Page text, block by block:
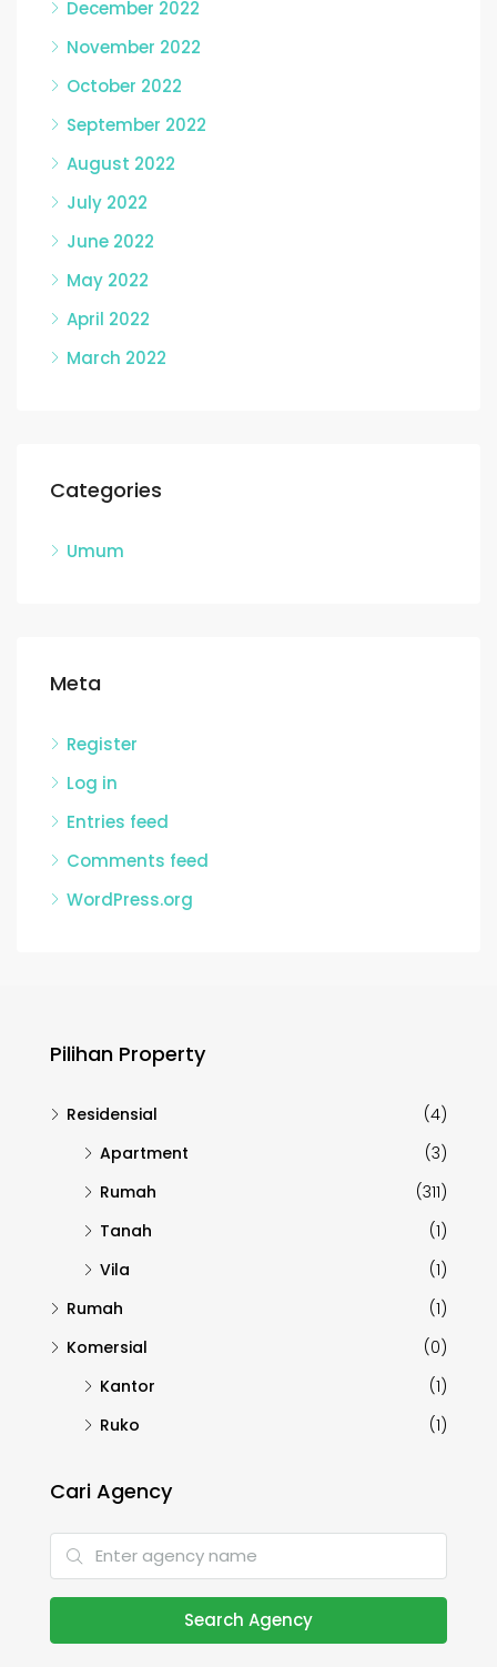
December 2022
November 2022
October 2022
September 2022
August 2022
July 2022
June 2022
May 2022
April 2022
March 2022
Categories
Umum
Meta
Register
Log in
Entries feed
Comments feed
WordPress.org
Pilihan Property
Residensial
(4)
Apartment
(3)
Rumah
(311)
Tanah
(1)
Vila
(1)
Rumah
(1)
Komersial
(0)
Kantor
(1)
Ruko
(1)
Cari Agency
Search Agency